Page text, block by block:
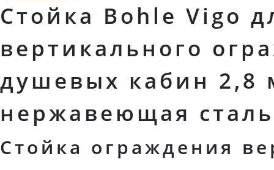
Стойка Bohle Vigo
вертикального
душевых кабин 2,8
нержавеющая сталь
Стойка ограждения